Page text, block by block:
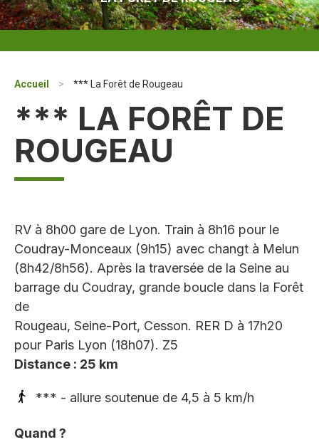
Accueil > *** La Forêt de Rougeau
*** LA FORÊT DE
ROUGEAU
RV à 8h00 gare de Lyon. Train à 8h16 pour le
Coudray-Monceaux (9h15) avec changt à Melun
(8h42/8h56). Après la traversée de la Seine au
barrage du Coudray, grande boucle dans la Forêt
de
Rougeau, Seine-Port, Cesson. RER D à 17h20
pour Paris Lyon (18h07). Z5
Distance : 25 km
*** - allure soutenue de 4,5 à 5 km/h
Quand ?